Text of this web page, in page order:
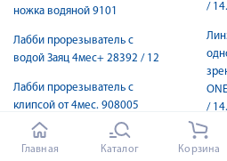
ножка водяной 9101
Лабби прорезыватель с
водой Заяц 4мес+ 28392 / 12
Лабби прорезыватель с
клипсой от 4мес. 908005
Лабби прорезыватель с
ушками сил. 4мес+ 16034
/
/
Главная Каталог Корзина